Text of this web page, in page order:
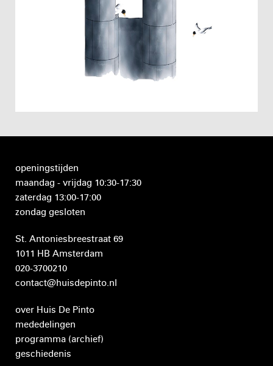
openingstijden
maandag - vrijdag 10:30-17:30
zaterdag 13:00-17:00
zondag gesloten
St. Antoniesbreestraat 69
1011 HB Amsterdam
020-3700210
contact@huisdepinto.nl
over Huis De Pinto
mededelingen
programma (archief)
geschiedenis